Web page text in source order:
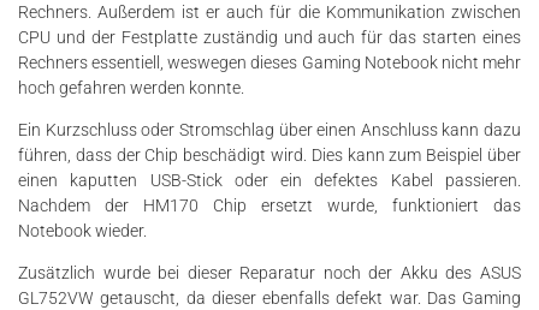
Rechners. Außerdem ist er auch für die Kommunikation zwischen
CPU und der Festplatte zuständig und auch für das starten eines
Rechners essentiell, weswegen dieses Gaming Notebook nicht mehr
hoch gefahren werden konnte.
Ein Kurzschluss oder Stromschlag über einen Anschluss kann dazu
führen, dass der Chip beschädigt wird. Dies kann zum Beispiel über
einen kaputten USB-Stick oder ein defektes Kabel passieren.
Nachdem der HM170 Chip ersetzt wurde, funktioniert das
Notebook wieder.
Zusätzlich wurde bei dieser Reparatur noch der Akku des ASUS
GL752VW getauscht, da dieser ebenfalls defekt war. Das Gaming